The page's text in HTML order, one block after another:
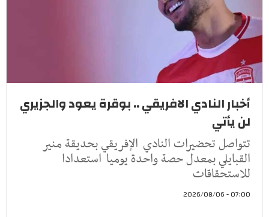
أخبار النادي الافريقي .. بوقرة يعود والجزيري
لن يأتي
تتواصل تحضيرات النادي الإفريقي بحديقة منير
القبايلي بمعدل حصة واحدة يوميا استعدادا
للاستحقاقات
07:00 - 2026/08/06